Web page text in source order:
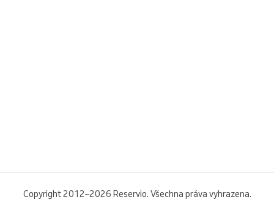
Copyright 2012–2026 Reservio. Všechna práva vyhrazena.